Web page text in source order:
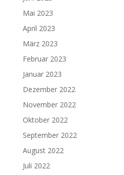
Mai 2023
April 2023
März 2023
Februar 2023
Januar 2023
Dezember 2022
November 2022
Oktober 2022
September 2022
August 2022
Juli 2022